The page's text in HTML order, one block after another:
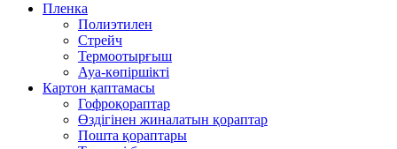
Пленка
Полиэтилен
Стрейч
Термоотырғыш
Ауа-көпіршікті
Картон қаптамасы
Гофроқораптар
Өздігінен жиналатын қораптар
Пошта қораптары